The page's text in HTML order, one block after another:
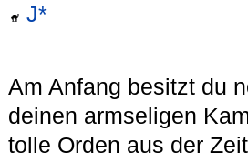
J*
Am Anfang besitzt du
deinen armseligen
tolle Orden aus der